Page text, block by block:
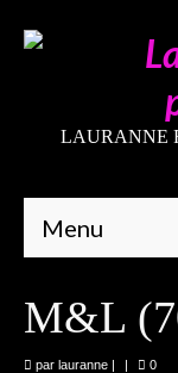
LAURANNE
Menu
M&L
par lauranne | | 0